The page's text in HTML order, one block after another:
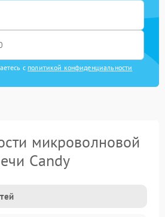
с политикой конфиденциальности
микроволновой
Candy